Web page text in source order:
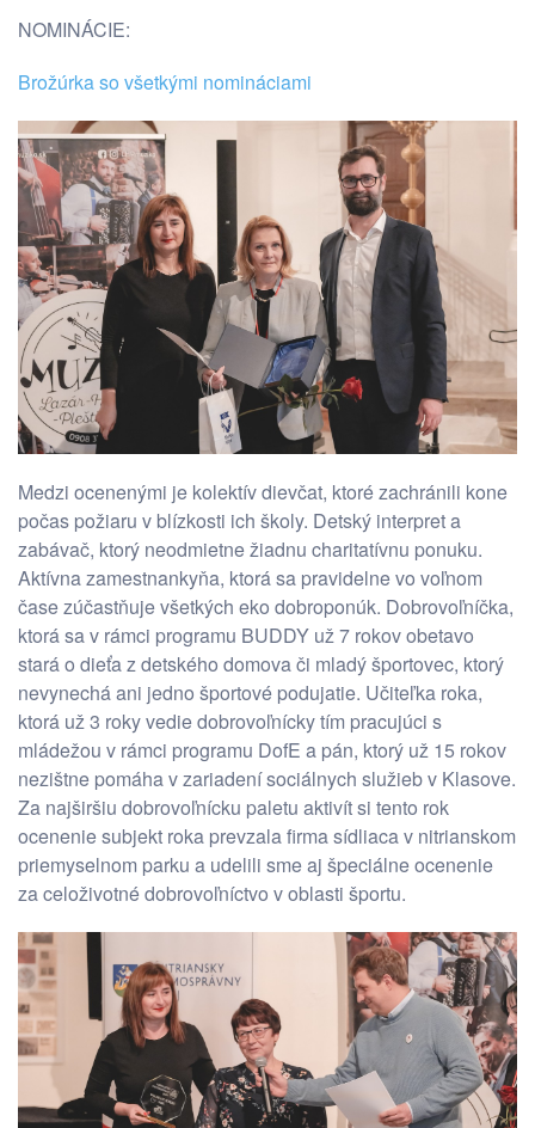
NOMINÁCIE:
Brožúrka so všetkými nomináciami
Medzi ocenenými je kolektív dievčat, ktoré zachránili kone
počas požiaru v blízkosti ich školy. Detský interpret a
zabávač, ktorý neodmietne žiadnu charitatívnu ponuku.
Aktívna zamestnankyňa, ktorá sa pravidelne vo voľnom
čase zúčastňuje všetkých eko dobroponúk. Dobrovoľníčka,
ktorá sa v rámci programu BUDDY už 7 rokov obetavo
stará o dieťa z detského domova či mladý športovec, ktorý
nevynechá ani jedno športové podujatie. Učiteľka roka,
ktorá už 3 roky vedie dobrovoľnícky tím pracujúci s
mládežou v rámci programu DofE a pán, ktorý už 15 rokov
nezištne pomáha v zariadení sociálnych služieb v Klasove.
Za najširšiu dobrovoľnícku paletu aktivít si tento rok
ocenenie subjekt roka prevzala firma sídliaca v nitrianskom
priemyselnom parku a udelili sme aj špeciálne ocenenie
za celoživotné dobrovoľníctvo v oblasti športu.